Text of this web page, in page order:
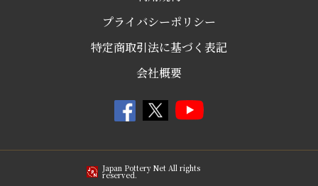
プライバシーポリシー
特定商取引法に基づく表記
会社概要
Japan Pottery Net All rights
reserved.